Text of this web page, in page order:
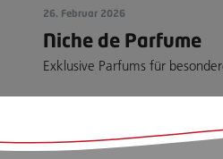
26. Februar 2026
Niche de Parfume
Exklusive Parfums für